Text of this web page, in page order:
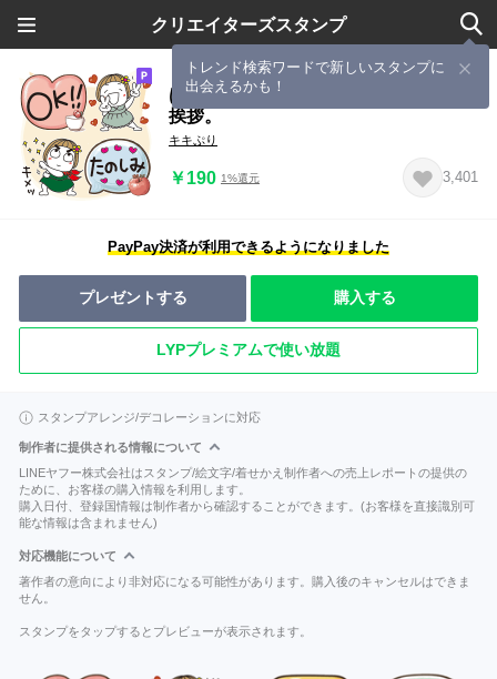
クリエイターズスタンプ
トレンド検索ワードで新しいスタンプに
出会えるかも！
はな子✿大人のシンプルデカ文字でご
挨拶。
キキぷり
￥190 1%還元 3,401
PayPay決済が利用できるようになりました
プレゼントする 購入する
LYPプレミアムで使い放題
スタンプアレンジ/デコレーションに対応
制作者に提供される情報について
LINEヤフー株式会社はスタンプ/絵文字/着せかえ制作者への売上レポートの提供の
ために、お客様の購入情報を利用します。
購入日付、登録国情報は制作者から確認することができます。(お客様を直接識別可
能な情報は含まれません)
対応機能について
著作者の意向により非対応になる可能性があります。購入後のキャンセルはできま
せん。
スタンプをタップするとプレビューが表示されます。